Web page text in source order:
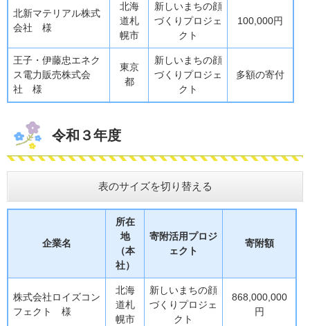
北新マテリアル株式
会社 様
北海
道札
幌市
新しいまちの顔
づくりプロジェ
クト
100,000円
王子・伊藤忠エネク
ス電力販売株式会
社 様
東京
都
新しいまちの顔
づくりプロジェ
クト
多額の寄付
令和３年度
表のサイズを切り替える
企業名
所在
地
（本
社）
寄附活用プロジ
ェクト
寄附額
株式会社ロイズコン
フェクト 様
北海
道札
幌市
新しいまちの顔
づくりプロジェ
クト
868,000,000
円